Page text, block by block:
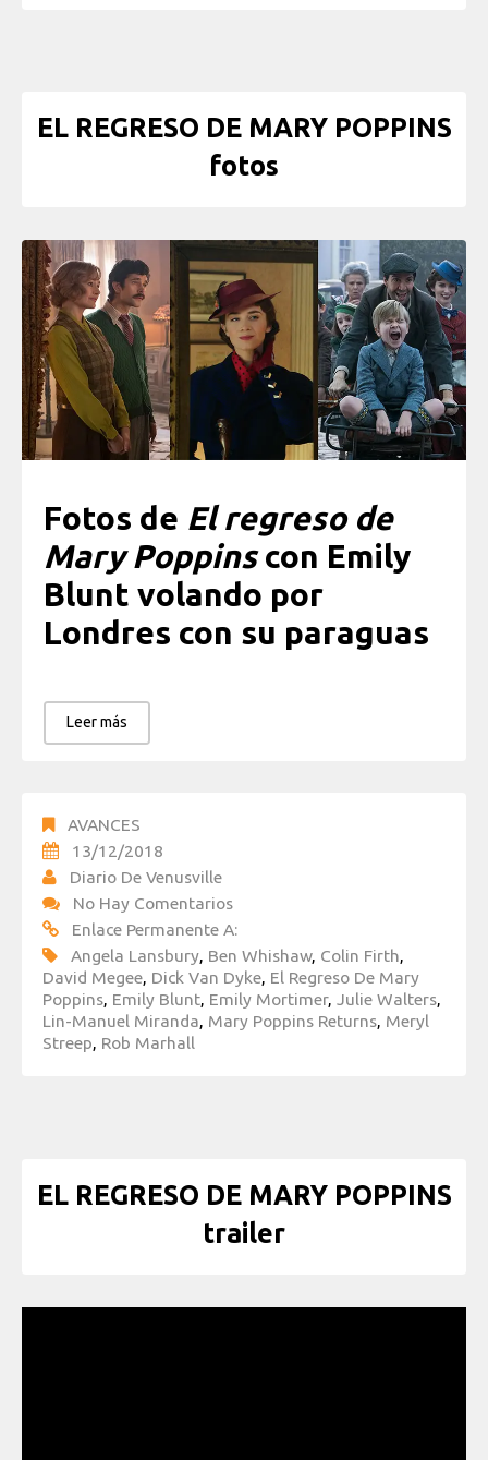
EL REGRESO DE MARY POPPINS
fotos
Fotos de El regreso de
Mary Poppinscon Emily
Blunt volando por
Londres con su paraguas
Leer más
AVANCES
13/12/2018
Diario De Venusville
No Hay Comentarios
Enlace Permanente A:
Angela Lansbury, Ben Whishaw, Colin Firth,
David Megee, Dick Van Dyke, El Regreso De Mary
Poppins, Emily Blunt, Emily Mortimer, Julie Walters,
Lin-Manuel Miranda, Mary Poppins Returns, Meryl
Streep, Rob Marhall
EL REGRESO DE MARY POPPINS
trailer